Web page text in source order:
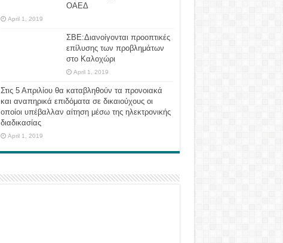
ΟΑΕΔ
April 1, 2019
ΣΒΕ:Διανοίγονται προοπτικές
επίλυσης των προβλημάτων
στο Καλοχώρι
April 1, 2019
Στις 5 Απριλίου θα καταβληθούν τα προνοιακά
και αναπηρικά επιδόματα σε δικαιούχους οι
οποίοι υπέβαλλαν αίτηση μέσω της ηλεκτρονικής
διαδικασίας
April 1, 2019